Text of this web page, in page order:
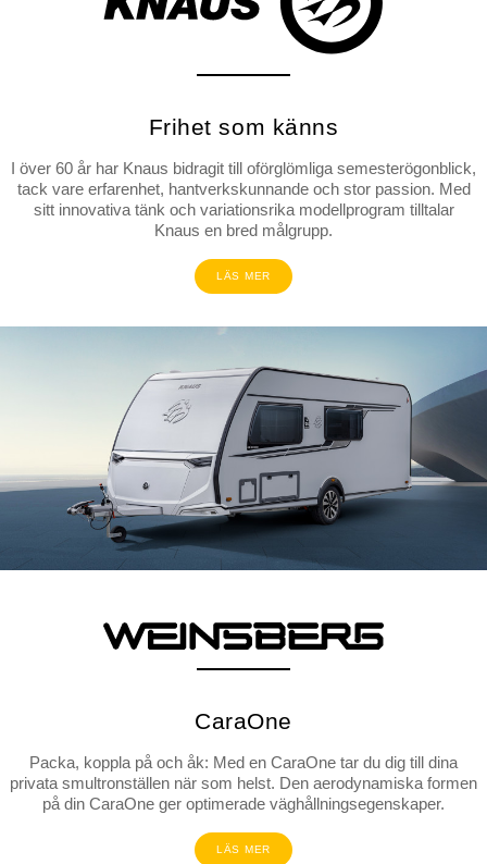
Frihet som känns
I över 60 år har Knaus bidragit till oförglömliga semesterögonblick,
tack vare erfarenhet, hantverkskunnande och stor passion. Med
sitt innovativa tänk och variationsrika modellprogram tilltalar
Knaus en bred målgrupp.
LÄS MER
CaraOne
Packa, koppla på och åk: Med en CaraOne tar du dig till dina
privata smultronställen när som helst. Den aerodynamiska formen
på din CaraOne ger optimerade väghållningsegenskaper.
LÄS MER